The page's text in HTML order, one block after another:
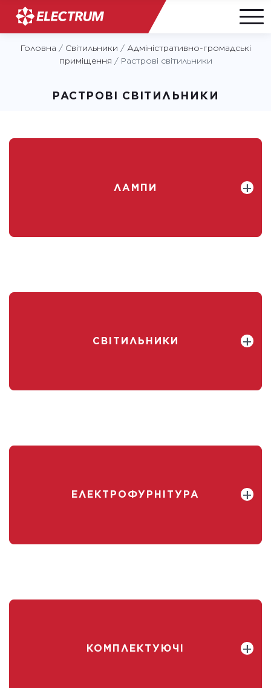
Головна / Світильники / Адміністративно-громадські
приміщення / Растрові світильники
РАСТРОВІ СВІТИЛЬНИКИ
ЛАМПИ
СВІТИЛЬНИКИ
ЕЛЕКТРОФУРНІТУРА
КОМПЛЕКТУЮЧІ